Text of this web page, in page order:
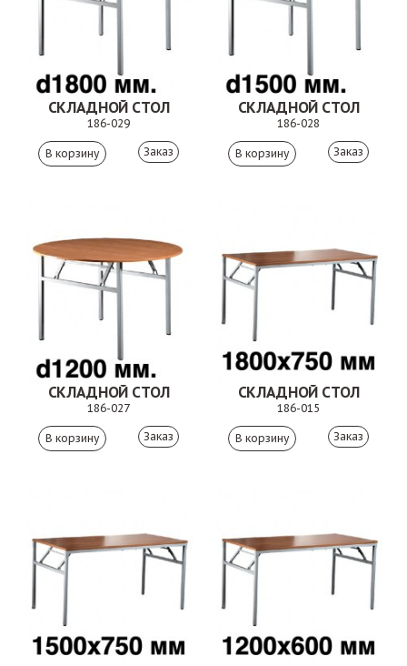
СКЛАДНОЙ СТОЛ
186-029
Заказ
СКЛАДНОЙ СТОЛ
186-028
Заказ
СКЛАДНОЙ СТОЛ
186-027
Заказ
СКЛАДНОЙ СТОЛ
186-015
Заказ